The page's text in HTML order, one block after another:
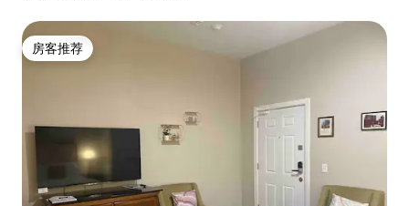
房客推荐
房客推荐